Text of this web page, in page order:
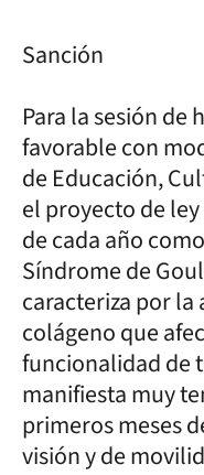
Sanción
Para la sesión de
favorable con
de Educación,
el proyecto de
de cada año
Síndrome de
caracteriza por la
colágeno que
funcionalidad de
manifiesta muy
primeros meses
visión y de